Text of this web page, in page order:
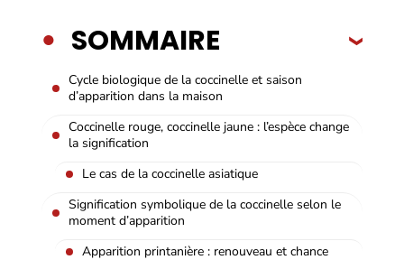
SOMMAIRE
Cycle biologique de la coccinelle et saison
d’apparition dans la maison
Coccinelle rouge, coccinelle jaune : l’espèce change
la signification
Le cas de la coccinelle asiatique
Signification symbolique de la coccinelle selon le
moment d’apparition
Apparition printanière : renouveau et chance